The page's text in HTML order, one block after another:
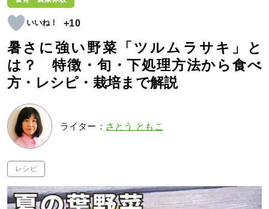
+10
暑さに強い野菜「ツルムラサキ」と
は？ 特徴・旬・下処理方法から食べ
方・レシピ・栽培まで解説
ライター： さとう ともこ
レシピ